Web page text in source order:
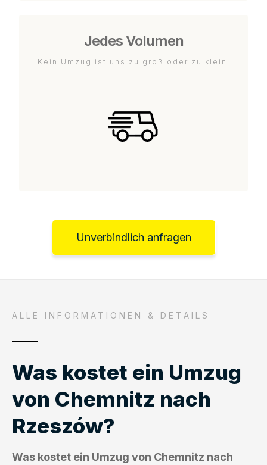
Jedes Volumen
Kein Umzug ist uns zu groß oder zu klein.
Unverbindlich anfragen
ALLE INFORMATIONEN & DETAILS
Was kostet ein Umzug
von Chemnitz nach
Rzeszów?
Was kostet ein Umzug von Chemnitz nach